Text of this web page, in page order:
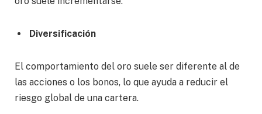
Diversificación
El comportamiento del oro suele ser diferente al de
las acciones o los bonos, lo que ayuda a reducir el
riesgo global de una cartera.